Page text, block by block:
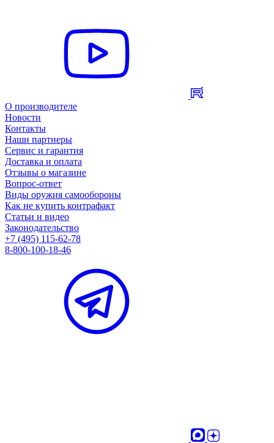
О производителе
Новости
Контакты
Наши партнеры
Сервис и гарантия
Доставка и оплата
Отзывы о магазине
Вопрос-ответ
Виды оружия самообороны
Как не купить контрафакт
Статьи и видео
Законодательство
+7 (495) 115-62-78
8-800-100-18-46